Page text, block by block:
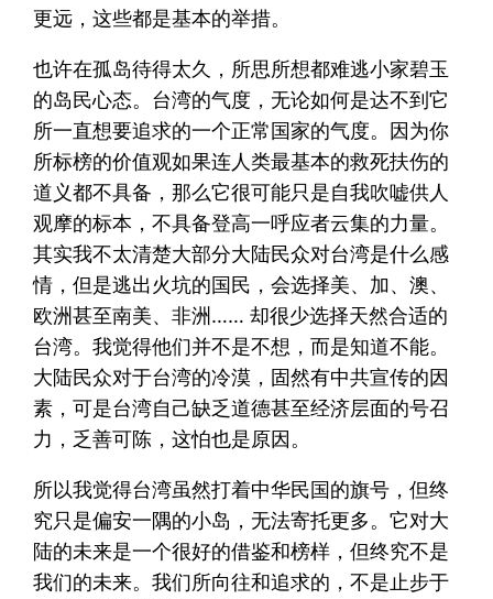
更远，这些都是基本的举措。
也许在孤岛待得太久，所思所想都难逃小家碧玉
的岛民心态。台湾的气度，无论如何是达不到它
所一直想要追求的一个正常国家的气度。因为你
所标榜的价值观如果连人类最基本的救死扶伤的
道义都不具备，那么它很可能只是自我吹嘘供人
观摩的标本，不具备登高一呼应者云集的力量。
其实我不太清楚大部分大陆民众对台湾是什么感
情，但是逃出火坑的国民，会选择美、加、澳、
欧洲甚至南美、非洲…… 却很少选择天然合适的
台湾。我觉得他们并不是不想，而是知道不能。
大陆民众对于台湾的冷漠，固然有中共宣传的因
素，可是台湾自己缺乏道德甚至经济层面的号召
力，乏善可陈，这怕也是原因。
所以我觉得台湾虽然打着中华民国的旗号，但终
究只是偏安一隅的小岛，无法寄托更多。它对大
陆的未来是一个很好的借鉴和榜样，但终究不是
我们的未来。我们所向往和追求的，不是止步于